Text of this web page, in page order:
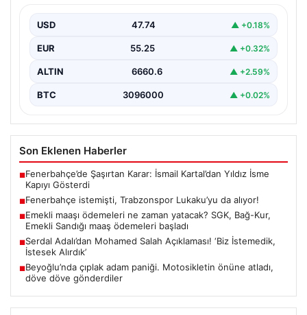
USD 47.74 ▲ +0.18%
EUR 55.25 ▲ +0.32%
ALTIN 6660.6 ▲ +2.59%
BTC 3096000 ▲ +0.02%
Son Eklenen Haberler
■Fenerbahçe’de Şaşırtan Karar: İsmail Kartal’dan Yıldız İsme
Kapıyı Gösterdi
■Fenerbahçe istemişti, Trabzonspor Lukaku’yu da alıyor!
■Emekli maaşı ödemeleri ne zaman yatacak? SGK, Bağ-Kur,
Emekli Sandığı maaş ödemeleri başladı
■Serdal Adalı’dan Mohamed Salah Açıklaması! ‘Biz İstemedik,
İstesek Alırdık’
■Beyoğlu’nda çıplak adam paniği. Motosikletin önüne atladı,
döve döve gönderdiler